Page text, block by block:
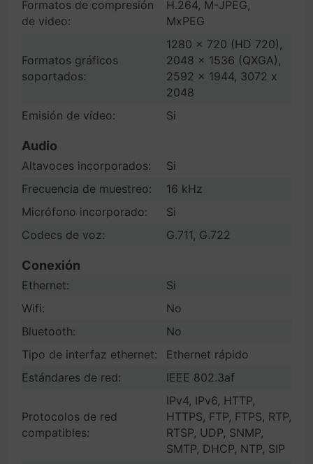
Formatos de compresión
de video:
H.264, M-JPEG,
MxPEG
Formatos gráficos
soportados:
1280 x 720 (HD 720),
2048 x 1536 (QXGA),
2592 x 1944, 3072 x
2048
Emisión de vídeo:
Si
Audio
Altavoces incorporados:
Si
Frecuencia de muestreo:
16 kHz
Micrófono incorporado:
Si
Codecs de voz:
G.711, G.722
Conexión
Ethernet:
Si
Wifi:
No
Bluetooth:
No
Tipo de interfaz ethernet:
Ethernet rápido
Estándares de red:
IEEE 802.3af
Protocolos de red
compatibles:
IPv4, IPv6, HTTP,
HTTPS, FTP, FTPS, RTP,
RTSP, UDP, SNMP,
SMTP, DHCP, NTP, SIP